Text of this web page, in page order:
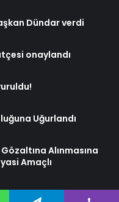
Dündar verdi
onaylandı
Uğurlandı
Alınmasına
Amaçlı